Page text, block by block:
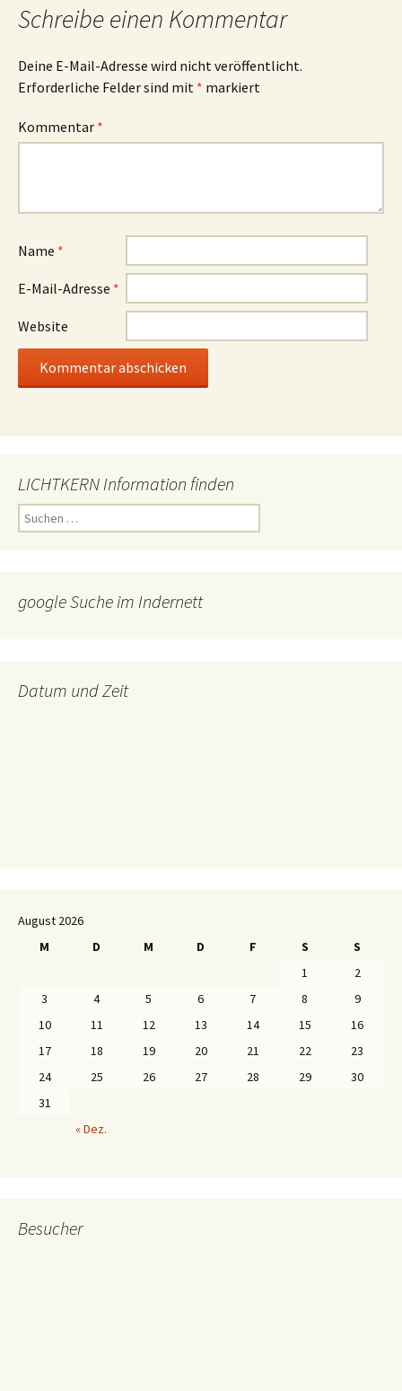
Schreibe einen Kommentar
Deine E-Mail-Adresse wird nicht veröffentlicht.
Erforderliche Felder sind mit * markiert
Kommentar *
Name *
E-Mail-Adresse *
Website
LICHTKERN Information finden
Suchen
nach:
google Suche im Indernett
Datum und Zeit
August 2026
M
D M D F S
S
1
2
3
4 5 6 7 8
9
10
11 12 13 14 15
16
17
18 19 20 21 22
23
24
25 26 27 28 29
30
31
« Dez.
Besucher